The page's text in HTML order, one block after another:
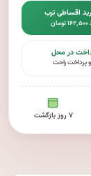
اقساطی ترب
در محل
پرداخت راحت
۷ روز بازگشت